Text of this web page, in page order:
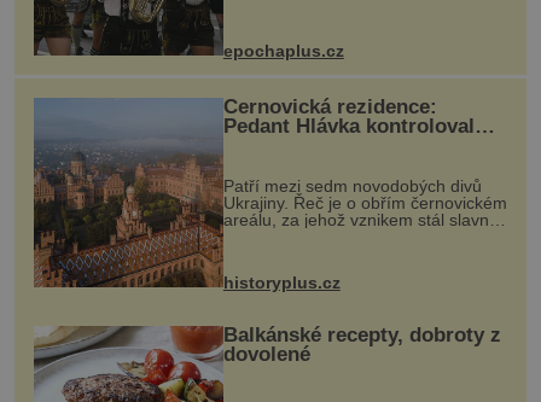
návštěvníků, kteří si vychutnávají
kultur...
epochaplus.cz
Černovická rezidence:
Pedant Hlávka kontroloval
Patří mezi sedm novodobých divů
Ukrajiny. Řeč je o obřím černovickém
areálu, za jehož vznikem stál slavný
český architekt Josef Hlávka. Ten si
na něm dal mimořádně záležet. Jeho
historyplus.cz
Balkánské recepty, dobroty z
dovolené